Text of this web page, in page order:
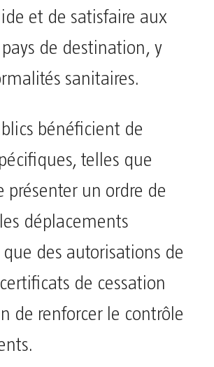
et de satisfaire aux
de destination, y
sanitaires.
bénéficient de
telles que
présenter un ordre de
déplacements
des autorisations de
de cessation
de renforcer le contrôle